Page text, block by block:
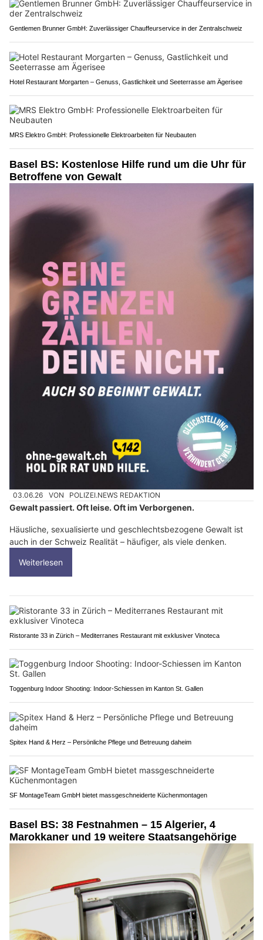
Gentlemen Brunner GmbH: Zuverlässiger Chauffeurservice in der Zentralschweiz
Hotel Restaurant Morgarten – Genuss, Gastlichkeit und Seeterrasse am Ägerisee
MRS Elektro GmbH: Professionelle Elektroarbeiten für Neubauten
Basel BS: Kostenlose Hilfe rund um die Uhr für
Betroffene von Gewalt
03.06.26 VON POLIZEI.NEWS REDAKTION
Gewalt passiert. Oft leise. Oft im Verborgenen.
Häusliche, sexualisierte und geschlechtsbezogene Gewalt ist
auch in der Schweiz Realität – häufiger, als viele denken.
Weiterlesen
Ristorante 33 in Zürich – Mediterranes Restaurant mit exklusiver Vinoteca
Toggenburg Indoor Shooting: Indoor-Schiessen im Kanton St. Gallen
Spitex Hand & Herz – Persönliche Pflege und Betreuung daheim
SF MontageTeam GmbH bietet massgeschneiderte Küchenmontagen
Basel BS: 38 Festnahmen – 15 Algerier, 4
Marokkaner und 19 weitere Staatsangehörige